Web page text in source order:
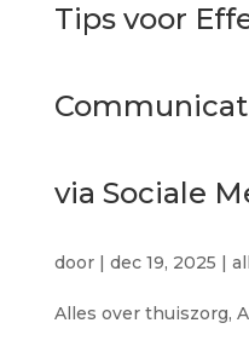
Tips voor
via Sociale
door | dec 19, 2025 |
Alles over thuiszorg,